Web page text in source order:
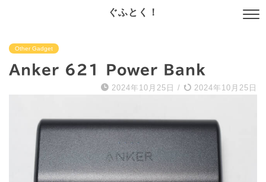
ぐふとく！
Other Gadget
Anker 621 Power Bank
2024年10月25日 / 2024年10月25日